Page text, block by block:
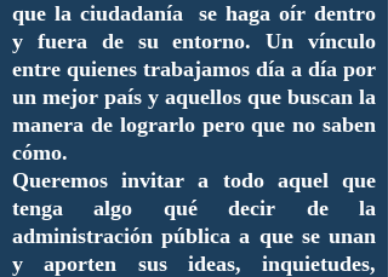
que la ciudadanía se haga oír dentro
y fuera de su entorno. Un vínculo
entre quienes trabajamos día a día por
un mejor país y aquellos que buscan la
manera de lograrlo pero que no saben
cómo.
Queremos invitar a todo aquel que
tenga algo qué decir de la
administración pública a que se unan
y aporten sus ideas, inquietudes,